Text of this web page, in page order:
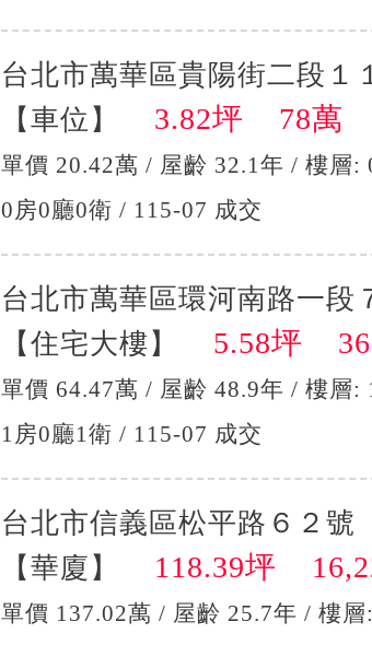
台北市萬華區貴陽街二段１
【車位】
3.82坪 78萬
單價 20.42萬 / 屋齡 32.1年 / 樓層:
0房0廳0衛 / 115-07 成交
台北市萬華區環河南路一段
【住宅大樓】
5.58坪
單價 64.47萬 / 屋齡 48.9年 / 樓層:
1房0廳1衛 / 115-07 成交
台北市信義區松平路６２號
【華廈】
118.39坪
單價 137.02萬 / 屋齡 25.7年 / 樓